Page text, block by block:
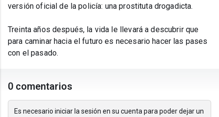
versión oficial de la policía: una prostituta drogadicta.
Treinta años después, la vida le llevará a descubrir que
para caminar hacia el futuro es necesario hacer las pases
con el pasado.
0 comentarios
Es necesario iniciar la sesión en su cuenta para poder dejar un